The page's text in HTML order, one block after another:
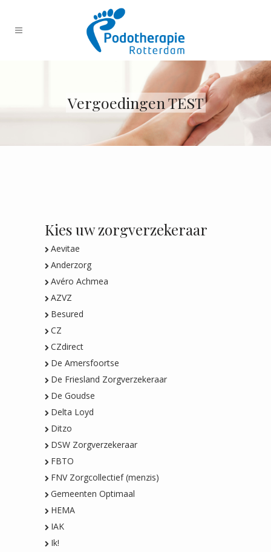
Vergoedingen TEST
Kies uw zorgverzekeraar
Aevitae
Anderzorg
Avéro Achmea
AZVZ
Besured
CZ
CZdirect
De Amersfoortse
De Friesland Zorgverzekeraar
De Goudse
Delta Loyd
Ditzo
DSW Zorgverzekeraar
FBTO
FNV Zorgcollectief (menzis)
Gemeenten Optimaal
HEMA
IAK
Ik!